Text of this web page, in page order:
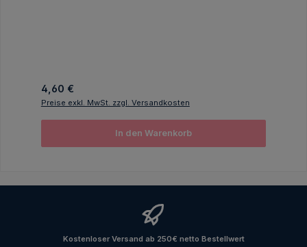
Regulärer Preis:
4,60 €
Preise exkl. MwSt. zzgl. Versandkosten
In den Warenkorb
Kostenloser Versand ab 250€ netto Bestellwert